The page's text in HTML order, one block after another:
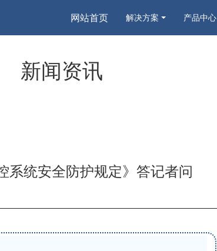
网站首页 解决方案 产品中心
新闻资讯
系统安全防护规定》答记者问